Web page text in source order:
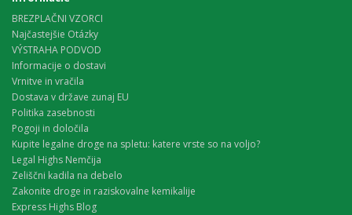
BREZPLAČNI VZORCI
Najčastejšie Otázky
VÝSTRAHA PODVOD
Informacije o dostavi
Vrnitve in vračila
Dostava v države zunaj EU
Politika zasebnosti
Pogoji in določila
Kupite legalne droge na spletu: katere vrste so na voljo?
Legal Highs Nemčija
Zeliščni kadila na debelo
Zakonite droge in raziskovalne kemikalije
Express Highs Blog